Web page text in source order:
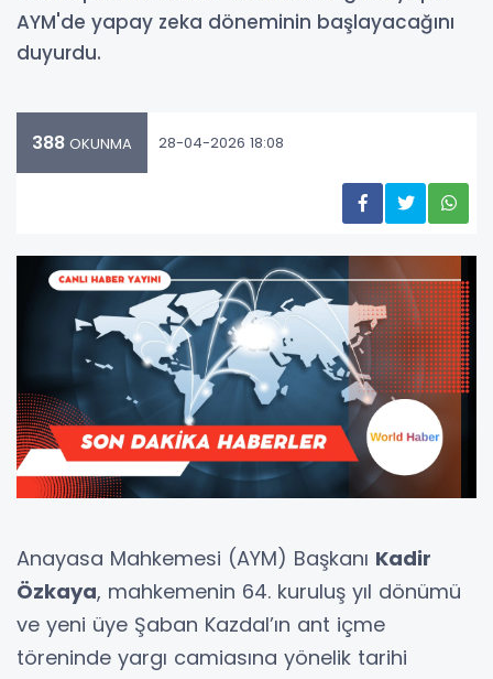
AYM'de yapay zeka döneminin başlayacağını
duyurdu.
388 OKUNMA 28-04-2026 18:08
Anayasa Mahkemesi (AYM) Başkanı Kadir
Özkaya, mahkemenin 64. kuruluş yıl dönümü
ve yeni üye Şaban Kazdal’ın ant içme
töreninde yargı camiasına yönelik tarihi